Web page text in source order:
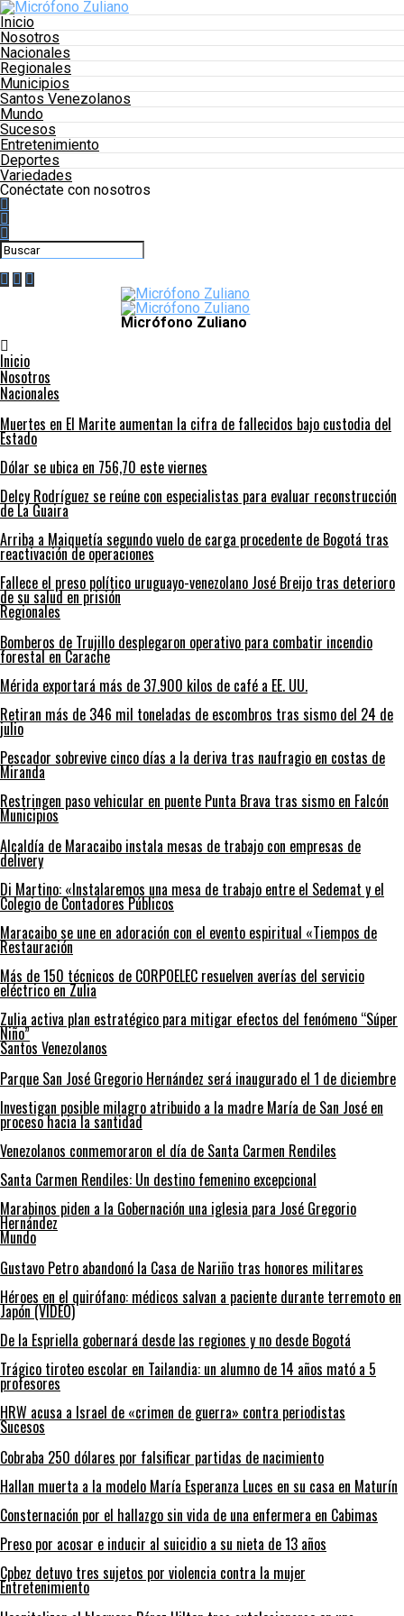
Inicio
Nosotros
Nacionales
Regionales
Municipios
Santos Venezolanos
Mundo
Sucesos
Entretenimiento
Deportes
Variedades
Conéctate con nosotros
Micrófono Zuliano
Inicio
Nosotros
Nacionales
Muertes en El Marite aumentan la cifra de fallecidos bajo custodia del
Estado
Dólar se ubica en 756,70 este viernes
Delcy Rodríguez se reúne con especialistas para evaluar reconstrucción
de La Guaira
Arriba a Maiquetía segundo vuelo de carga procedente de Bogotá tras
reactivación de operaciones
Fallece el preso político uruguayo-venezolano José Breijo tras deterioro
de su salud en prisión
Regionales
Bomberos de Trujillo desplegaron operativo para combatir incendio
forestal en Carache
Mérida exportará más de 37.900 kilos de café a EE. UU.
Retiran más de 346 mil toneladas de escombros tras sismo del 24 de
julio
Pescador sobrevive cinco días a la deriva tras naufragio en costas de
Miranda
Restringen paso vehicular en puente Punta Brava tras sismo en Falcón
Municipios
Alcaldía de Maracaibo instala mesas de trabajo con empresas de
delivery
Di Martino: «Instalaremos una mesa de trabajo entre el Sedemat y el
Colegio de Contadores Públicos
Maracaibo se une en adoración con el evento espiritual «Tiempos de
Restauración
Más de 150 técnicos de CORPOELEC resuelven averías del servicio
eléctrico en Zulia
Zulia activa plan estratégico para mitigar efectos del fenómeno “Súper
Niño”
Santos Venezolanos
Parque San José Gregorio Hernández será inaugurado el 1 de diciembre
Investigan posible milagro atribuido a la madre María de San José en
proceso hacia la santidad
Venezolanos conmemoraron el día de Santa Carmen Rendiles
Santa Carmen Rendiles: Un destino femenino excepcional
Marabinos piden a la Gobernación una iglesia para José Gregorio
Hernández
Mundo
Gustavo Petro abandonó la Casa de Nariño tras honores militares
Héroes en el quirófano: médicos salvan a paciente durante terremoto en
Japón (VIDEO)
De la Espriella gobernará desde las regiones y no desde Bogotá
Trágico tiroteo escolar en Tailandia: un alumno de 14 años mató a 5
profesores
HRW acusa a Israel de «crimen de guerra» contra periodistas
Sucesos
Cobraba 250 dólares por falsificar partidas de nacimiento
Hallan muerta a la modelo María Esperanza Luces en su casa en Maturín
Consternación por el hallazgo sin vida de una enfermera en Cabimas
Preso por acosar e inducir al suicidio a su nieta de 13 años
Cpbez detuvo tres sujetos por violencia contra la mujer
Entretenimiento